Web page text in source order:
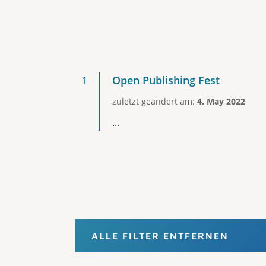
Open Publishing Fest
zuletzt geändert am: 4. May 2022
...
ALLE FILTER ENTFERNEN